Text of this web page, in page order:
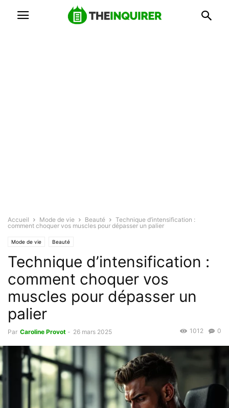
Accueil Mode de vie Beauté
Technique d’intensification :
comment choquer vos muscles pour dépasser un palier
Mode de vie Beauté
Technique d’intensification :
comment choquer vos
muscles pour dépasser un
palier
Par Caroline Provot - 26 mars 2025 0
1012